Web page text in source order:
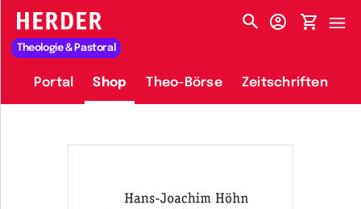
HERDER-MENÜ
Theologie & Pastoral
Portal Shop Theo-Börse Zeitschriften